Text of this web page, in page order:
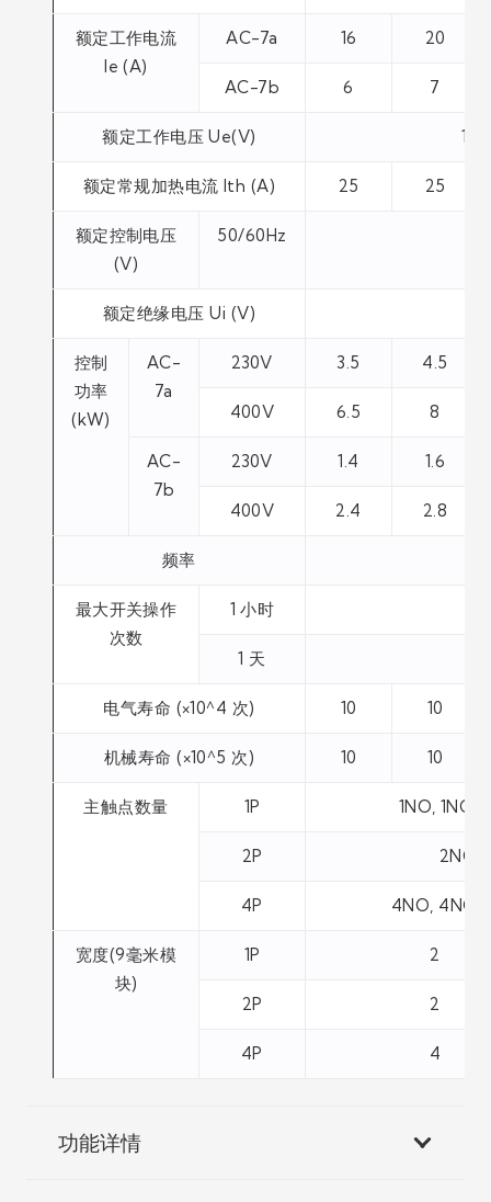
额定工作电流
le (A)
AC-7a 16 20
AC-7b 6 7
额定工作电压 Ue(V) 1P,
额定常规加热电流 Ith (A) 25 25
额定控制电压
(V)
50/60Hz
额定绝缘电压 Ui (V)
控制
功率
(kW)
AC-
7a
230V 3.5 4.5
400V 6.5 8
AC-
7b
230V 1.4 1.6
400V 2.4 2.8
频率
最大开关操作
次数
1 小时
1 天
电气寿命 (×10^4 次) 10 10
机械寿命 (×10^5 次) 10 10
主触点数量 1P 1NO, 1NC
2P 2NO,
4P 4NO, 4NC,
宽度(9毫米模
块)
1P 2
2P 2
4P 4
功能详情